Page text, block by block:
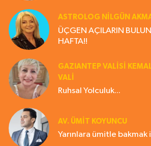
ASTROLOG NILGÜN
ÜÇGEN AÇILARIN
HAFTA!!
GAZIANTEP VALISI
VALİ
Ruhsal Yolculuk...
AV. ÜMIT KOYUNCU
Yarınlara ümitle bakmak